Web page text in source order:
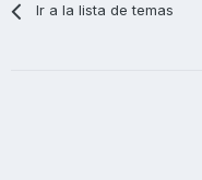
Ir a la lista de temas